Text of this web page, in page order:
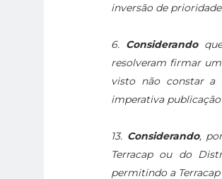
inversão de
6. Considerandoque
resolveram firmar
visto não constar a
imperativa
13. Considerando,
Terracap ou do
permitindo a